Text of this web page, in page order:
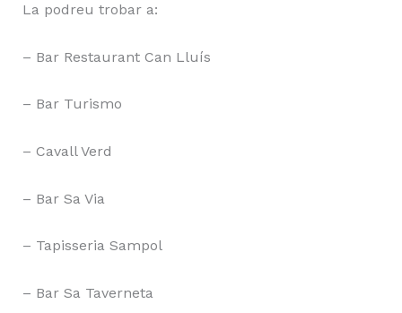
La podreu trobar a:
– Bar Restaurant Can Lluís
– Bar Turismo
– Cavall Verd
– Bar Sa Via
– Tapisseria Sampol
– Bar Sa Taverneta